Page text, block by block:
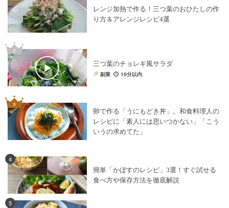
レンジ加熱で作る！三つ葉のおひたしの作
り方＆アレンジレシピ4選
三つ葉のチョレギ風サラダ
副菜 10分以内
卵で作る「うにもどき丼」。和食料理人の
レシピに「素人には思いつかない」「こう
いうの求めてた」
4
簡単「かぼすのレシピ」3選！すぐ試せる
食べ方や保存方法を徹底解説
5